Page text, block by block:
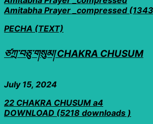
Amitabha Prayer _compressed
PECHA (TEXT)
ཙཀྲ་བཅུ་གསུམ། CHAKRA CHUSUM
July 15, 2024
22 CHAKRA CHUSUM a4
DOWNLOAD (5218 downloads )